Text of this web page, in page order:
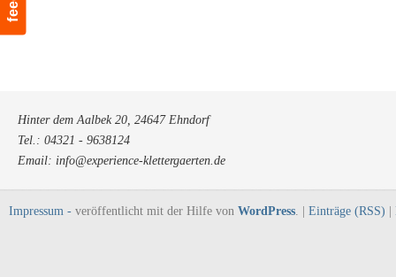
Hinter dem Aalbek 20, 24647 Ehndorf
Tel.: 04321 - 9638124
Email: info@experience-klettergaerten.de
Impressum - veröffentlicht mit der Hilfe von WordPress. | Einträge (RSS)